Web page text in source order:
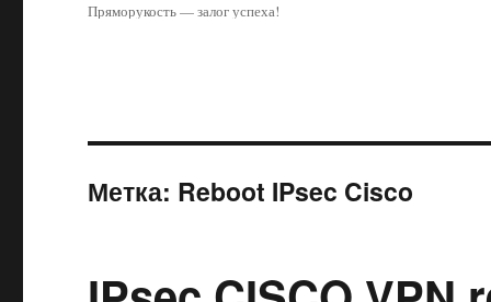
Пряморукость — залог успеха!
Метка: Reboot IPsec Cisco